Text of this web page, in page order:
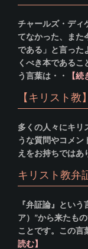
チャールズ・ディ
てなかった、また
である」と言った
くべき本である
う言葉は・・
【続
【キリスト
多くの人々にキリ
うな質問やコメン
えをお持ちではあ
キリスト教弁
『弁証論』とい
ア）”から来たも
ことです。この言
読む】